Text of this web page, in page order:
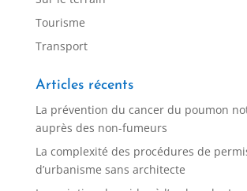
Tourisme
Transport
Articles récents
La prévention du cancer du poumon
auprès des non-fumeurs
La complexité des procédures de
d’urbanisme sans architecte